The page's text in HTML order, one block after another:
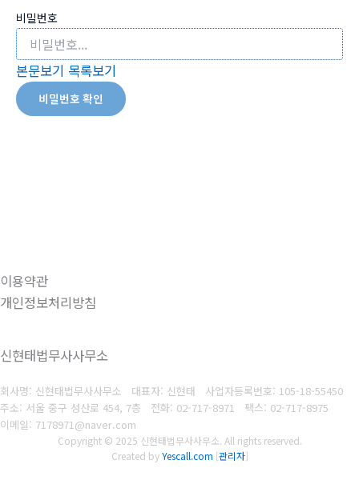
비밀번호
본문보기 목록보기
비밀번호 확인
이용약관
개인정보처리방침
신현태법무사사무소
회사명: 신현태법무사사무소 대표자: 신현태 사업자등록번호: 105-18-55450
주소: 서울 중구 성산로 454, 7층 전화: 02-717-8971
팩스: 02-717-8975
이메일: 7178971@naver.com
Copyright © 2025 신현태법무사사무소. All rights reserved.
Created byYescall.com [관리자]